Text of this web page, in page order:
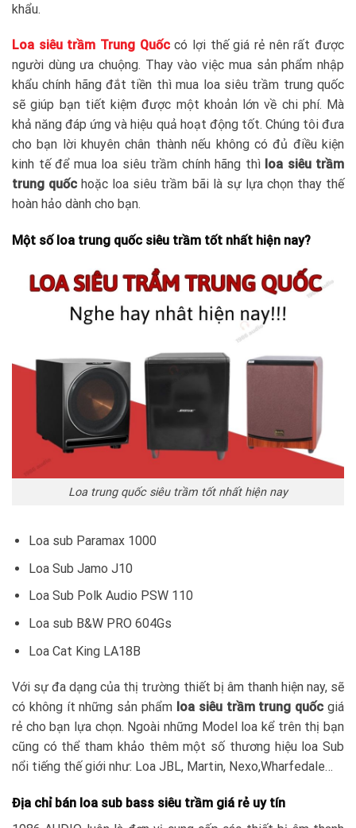
khẩu.
Loa siêu trầm Trung Quốccó lợi thế giá rẻ nên rất được
người dùng ưa chuộng. Thay vào việc mua sản phẩm nhập
khẩu chính hãng đắt tiền thì mua loa siêu trầm trung quốc
sẽ giúp bạn tiết kiệm được một khoản lớn về chi phí. Mà
khả năng đáp ứng và hiệu quả hoạt động tốt. Chúng tôi đưa
cho bạn lời khuyên chân thành nếu không có đủ điều kiện
kinh tế để mua loa siêu trầm chính hãng thì loa siêu trầm
trung quốc hoặc loa siêu trầm bãi là sự lựa chọn thay thế
hoàn hảo dành cho bạn.
Một số loa trung quốc siêu trầm tốt nhất hiện nay?
Loa trung quốc siêu trầm tốt nhất hiện nay
Loa sub Paramax 1000
Loa Sub Jamo J10
Loa Sub Polk Audio PSW 110
Loa sub B&W PRO 604Gs
Loa Cat King LA18B
Với sự đa dạng của thị trường thiết bị âm thanh hiện nay, sẽ
có không ít những sản phẩm loa siêu trầm trung quốc giá
rẻ cho bạn lựa chọn. Ngoài những Model loa kể trên thị bạn
cũng có thể tham khảo thêm một số thương hiệu loa Sub
nổi tiếng thế giới như: Loa JBL, Martin, Nexo,Wharfedale…
Địa chỉ bán loa sub bass siêu trầm giá rẻ uy tín